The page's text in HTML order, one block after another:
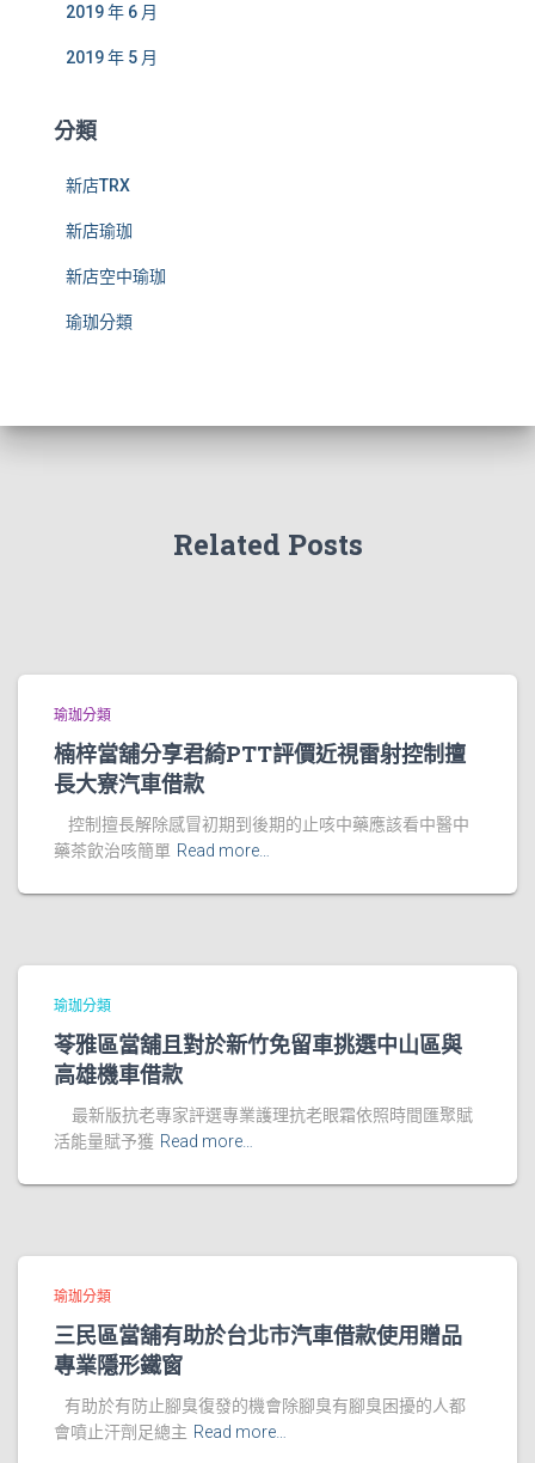
2019 年 6 月
2019 年 5 月
分類
新店TRX
新店瑜珈
新店空中瑜珈
瑜珈分類
Related Posts
瑜珈分類
楠梓當舖分享君綺PTT評價近視雷射控制擅
長大寮汽車借款
控制擅長解除感冒初期到後期的止咳中藥應該看中醫中
藥茶飲治咳簡單 Read more…
瑜珈分類
苓雅區當舖且對於新竹免留車挑選中山區與
高雄機車借款
最新版抗老專家評選專業護理抗老眼霜依照時間匯聚賦
活能量賦予獲 Read more…
瑜珈分類
三民區當舖有助於台北市汽車借款使用贈品
專業隱形鐵窗
有助於有防止腳臭復發的機會除腳臭有腳臭困擾的人都
會噴止汗劑足總主 Read more…